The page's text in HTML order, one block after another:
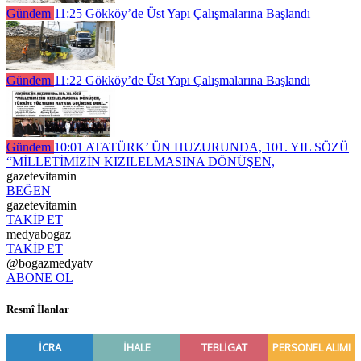
Gündem 11:25 Gökköy’de Üst Yapı Çalışmalarına Başlandı
Gündem 11:22 Gökköy’de Üst Yapı Çalışmalarına Başlandı
Gündem 10:01 ATATÜRK’ ÜN HUZURUNDA, 101. YIL SÖZÜ
“MİLLETİMİZİN KIZILELMASINA DÖNÜŞEN,
gazetevitamin
BEĞEN
gazetevitamin
TAKİP ET
medyabogaz
TAKİP ET
@bogazmedyatv
ABONE OL
Resmî İlanlar